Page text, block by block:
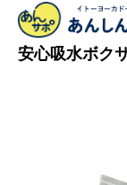
安心吸水ボク